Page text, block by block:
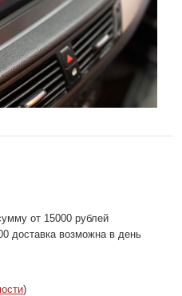
от 15000 рублей
доставка возможна в день
)